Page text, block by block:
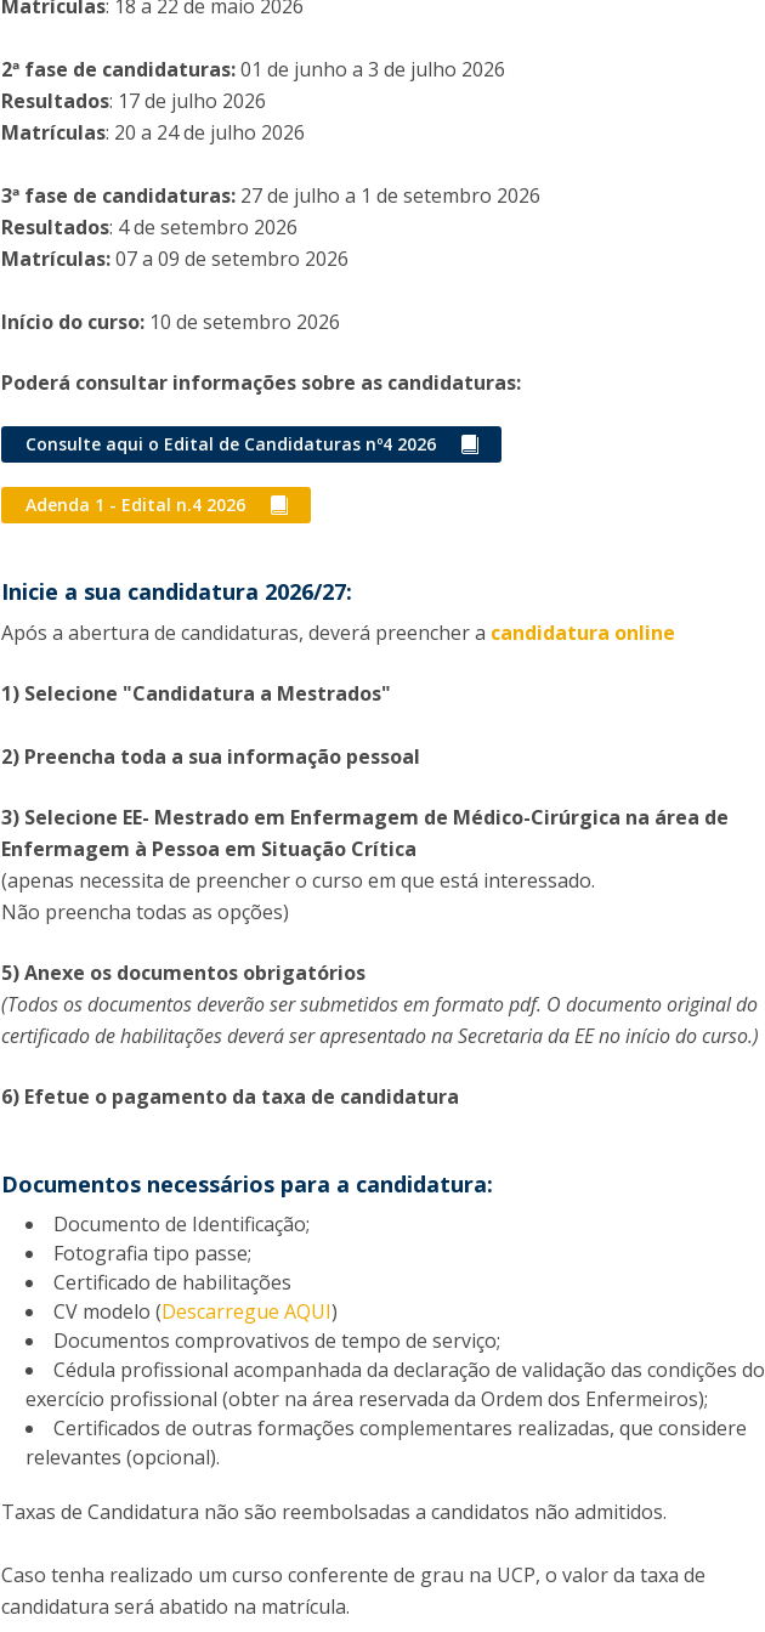
Matrículas: 18 a 22 de maio 2026
2ª fase de candidaturas:01 de junho a 3 de julho 2026
Resultados: 17 de julho 2026
Matrículas: 20 a 24 de julho 2026
3ª fase de candidaturas: 27 de julho a 1 de setembro 2026
Resultados: 4 de setembro 2026
Matrículas:07 a 09 de setembro 2026
Início do curso: 10 de setembro 2026
Poderá consultar informações sobre as candidaturas:
Consulte aqui o Edital de Candidaturas nº4 2026
Adenda 1 - Edital n.4 2026
Inicie a sua candidatura 2026/27:
Após a abertura de candidaturas, deverá preencher a candidatura online
1) Selecione "Candidatura a Mestrados"
2) Preencha toda a sua informação pessoal
3) Selecione EE- Mestrado em Enfermagem de Médico-Cirúrgica na área de
Enfermagem à Pessoa em Situação Crítica
(apenas necessita de preencher o curso em que está interessado.
Não preencha todas as opções)
5) Anexe os documentos obrigatórios
(Todos os documentos deverão ser submetidos em formato pdf. O documento original do
certificado de habilitações deverá ser apresentado na Secretaria da EE no início do curso.)
6) Efetue o pagamento da taxa de candidatura
Documentos necessários para a candidatura:
Documento de Identificação;
Fotografia tipo passe;
Certificado de habilitações
CV modelo (Descarregue AQUI)
Documentos comprovativos de tempo de serviço;
Cédula profissional acompanhada da declaração de validação das condições do
exercício profissional (obter na área reservada da Ordem dos Enfermeiros);
Certificados de outras formações complementares realizadas, que considere
relevantes (opcional).
Taxas de Candidatura não são reembolsadas a candidatos não admitidos.
Caso tenha realizado um curso conferente de grau na UCP, o valor da taxa de
candidatura será abatido na matrícula.